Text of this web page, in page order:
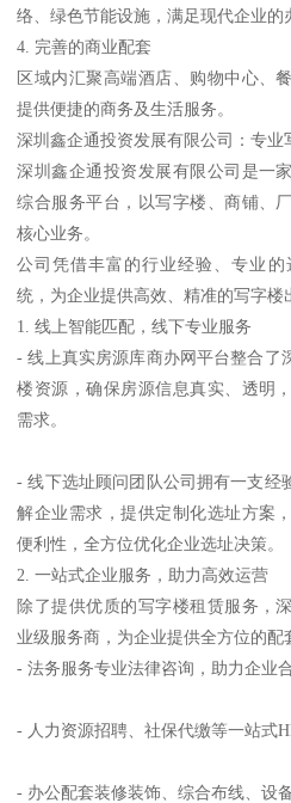
络、绿色节能设施，满足现代企业的
4. 完善的商业配套
区域内汇聚高端酒店、购物中心、
提供便捷的商务及生活服务。
深圳鑫企通投资发展有限公司：专业
深圳鑫企通投资发展有限公司是一
综合服务平台，以写字楼、商铺、
核心业务。
公司凭借丰富的行业经验、专业
统，为企业提供高效、精准的写字楼
1. 线上智能匹配，线下专业服务
- 线上真实房源库商办网平台整合了
楼资源，确保房源信息真实、透明
需求。
- 线下选址顾问团队公司拥有一支经
解企业需求，提供定制化选址方案
便利性，全方位优化企业选址决策。
2. 一站式企业服务，助力高效运营
除了提供优质的写字楼租赁服务，
业级服务商，为企业提供全方位的配
- 法务服务专业法律咨询，助力企业
- 人力资源招聘、社保代缴等一站式
- 办公配套装修装饰、综合布线、设